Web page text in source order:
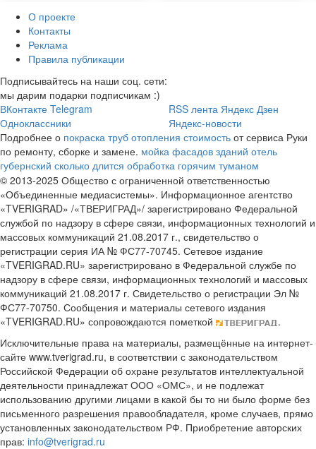
О проекте
Контакты
Реклама
Правила публикации
Подписывайтесь на наши соц. сети:
мы дарим подарки подписчикам :)
ВКонтакте Telegram
Одноклассники
RSS лента Яндекс Дзен
Яндекс-новости
Подробнее о покраска труб отопления стоимость от сервиса Руки
по ремонту, сборке и замене. мойка фасадов зданий отель
губернский сколько длится обработка горячим туманом
© 2013-2025 Общество с ограниченной ответственностью
«Объединенные медиасистемы». Информационное агентство
«TVERIGRAD» /«ТВЕРИГРАД»/ зарегистрировано Федеральной
службой по надзору в сфере связи, информационных технологий и
массовых коммуникаций 21.08.2017 г., свидетельство о
регистрации серия ИА № ФС77-70745. Сетевое издание
«TVERIGRAD.RU» зарегистрировано в Федеральной службе по
надзору в сфере связи, информационных технологий и массовых
коммуникаций 21.08.2017 г. Свидетельство о регистрации Эл №
ФС77-70750. Сообщения и материалы сетевого издания
«TVERIGRAD.RU» сопровождаются пометкой
.
Исключительные права на материалы, размещённые на интернет-
сайте www.tverigrad.ru, в соответствии с законодательством
Российской Федерации об охране результатов интеллектуальной
деятельности принадлежат ООО «ОМС», и не подлежат
использованию другими лицами в какой бы то ни было форме без
письменного разрешения правообладателя, кроме случаев, прямо
установленных законодательством РФ. Приобретение авторских
прав: info@tverigrad.ru